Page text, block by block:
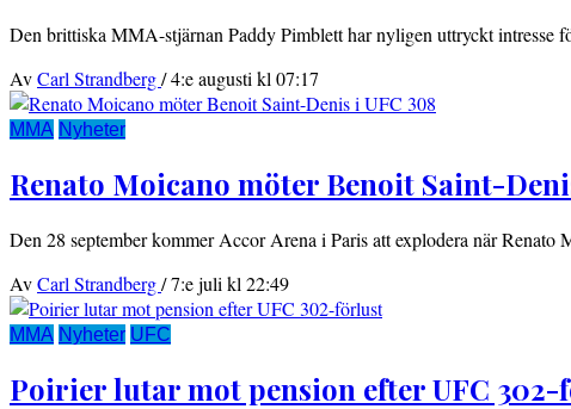
Den brittiska MMA-stjärnan Paddy Pimblett har nyligen uttryckt intresse
AvCarl Strandberg/4:e augusti kl 07:17
MMA Nyheter
Renato Moicano möter Benoit Saint-
Den 28 september kommer Accor Arena i Paris att explodera när Renato
AvCarl Strandberg/7:e juli kl 22:49
MMA Nyheter UFC
Poirier lutar mot pension efter UFC